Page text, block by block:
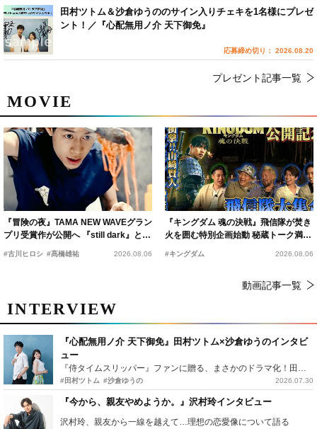
MOVIE
『冒険の夜』TAMA NEW WAVEグラン
プリ受賞作が公開へ 『still dark』と同
時上映決定
#古川ヒロシ #髙橋雄祐 2026.08.06
『キングダム 魂の決戦』飛信隊が焚き
火を囲む特別企画始動 秘蔵トーク満載
の“キングダムキャンプ”開催
#キングダム 2026.08.06
動画記事一覧
INTERVIEW
『心配無用ノ介 天下御免』田村ツトム×沙倉ゆうのインタビ
ュー
『侍タイムスリッパー』ファンに贈る、まさかのドラマ化！田村ツトム×沙倉ゆうのが語る『心配無用ノ介』撮影秘話
#田村ツトム #沙倉ゆうの 2026.07.30
『今から、親友やめようか。』沢村玲インタビュー
沢村玲、親友から一線を越えて…理想の恋愛像について語る
田村ツトム＆沙倉ゆうののサイン入りチェキを1名様にプレゼ
ント！／『心配無用ノ介 天下御免』
応募締め切り： 2026.08.20
プレゼント記事一覧